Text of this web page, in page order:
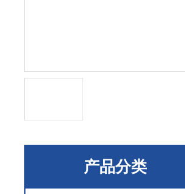
产品分类